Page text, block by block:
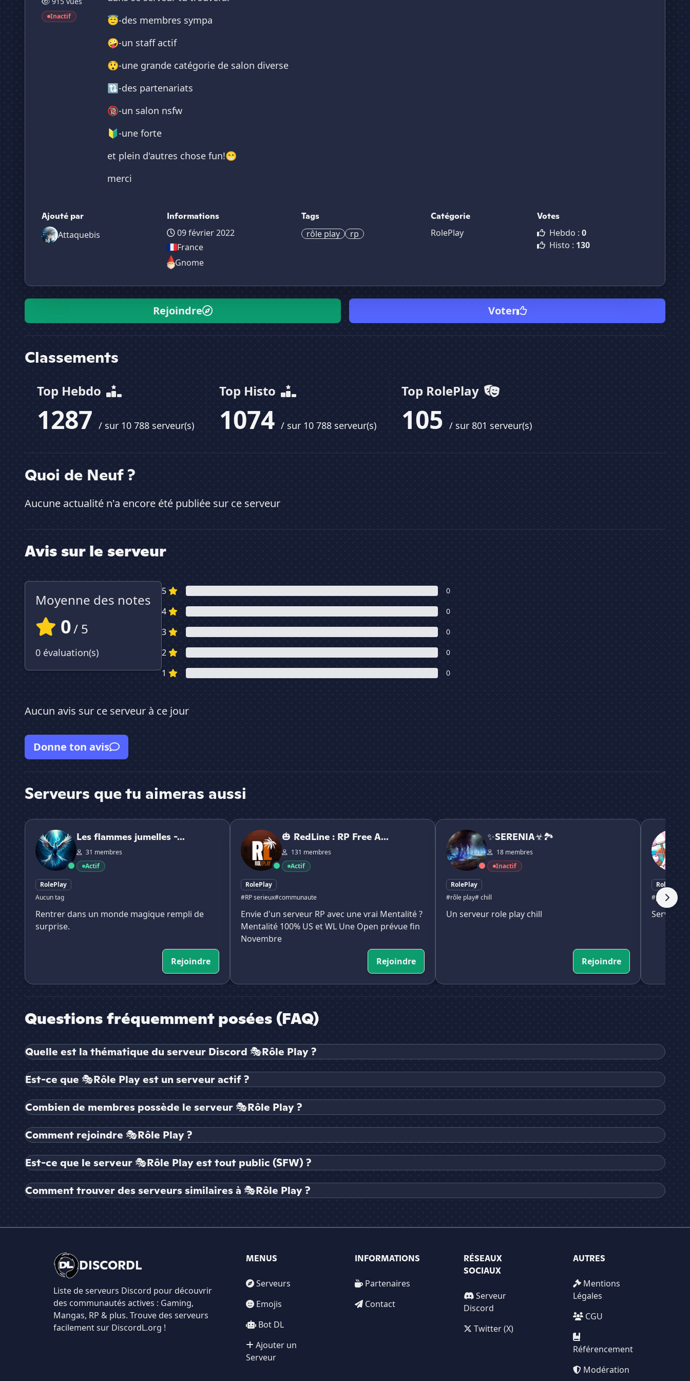
Inactif
😇-des membres sympa
🤪-un staff actif
😲-une grande catégorie de salon diverse
🔃-des partenariats
🔞-un salon nsfw
🔰-une forte
et plein d'autres chose fun!😁
merci
Ajouté par
Attaquebis
Informations
09 février 2022
France
Gnome
Tags
rôle play rp
Catégorie
RolePlay
Votes
Hebdo : 0
Histo : 130
Rejoindre Voter
Classements
Top Hebdo
1287 / sur 10 788 serveur(s)
Top Histo
1074 / sur 10 788 serveur(s)
Top RolePlay
105 / sur 801 serveur(s)
Quoi de Neuf ?
Aucune actualité n'a encore été publiée sur ce serveur
Avis sur le serveur
Moyenne des notes
0/ 5
0 évaluation(s)
5 0
4 0
3 0
2 0
1 0
Aucun avis sur ce serveur à ce jour
Donne ton avis
Serveurs que tu aimeras aussi
Les flammes jumelles - RP wizarding world
Les flammes jumelles -...
31 membres
Actif
RolePlay
Aucun tag
Rentrer dans un monde magique rempli de
surprise.
Rejoindre
🎃 RedLine : RP Free Access 🎃
🎃 RedLine : RP Free A...
131 membres
Actif
RolePlay
#RP serieux#communaute
Envie d'un serveur RP avec une vrai Mentalité ?
Mentalité 100% US et WL Une Open prévue fin
Novembre
Rejoindre
✨SERENIA☣🏞
✨SERENIA☣🏞
18 membres
Inactif
RolePlay
#rôle play# chill
Un serveur role play chill
Rejoindre
ঌ💮໒
RolePlay
#publicitaire
Serveur
Questions fréquemment posées (FAQ)
Quelle est la thématique du serveur Discord 🎭Rôle Play ?
Est-ce que 🎭Rôle Play est un serveur actif ?
Combien de membres possède le serveur 🎭Rôle Play ?
Comment rejoindre 🎭Rôle Play ?
Est-ce que le serveur 🎭Rôle Play est tout public (SFW) ?
Comment trouver des serveurs similaires à 🎭Rôle Play ?
DISCORDL
Liste de serveurs Discord pour découvrir
des communautés actives : Gaming,
Mangas, RP & plus. Trouve des serveurs
facilement sur DiscordL.org !
MENUS
Serveurs
Emojis
Bot DL
Ajouter un
Serveur
INFORMATIONS
Partenaires
Contact
RÉSEAUX
SOCIAUX
Serveur
Discord
Twitter (X)
AUTRES
Mentions
Légales
CGU
Référencement
Modération